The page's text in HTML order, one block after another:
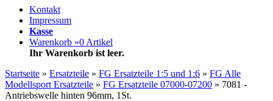
Kontakt
Impressum
Kasse
Warenkorb »0 Artikel
Ihr Warenkorb ist leer.
Startseite » Ersatzteile » FG Ersatzteile 1:5 und 1:6 » FG Alle
Modellsport Ersatzteile » FG Ersatzteile 07000-07200 » 7081 -
Antriebswelle hinten 96mm, 1St.